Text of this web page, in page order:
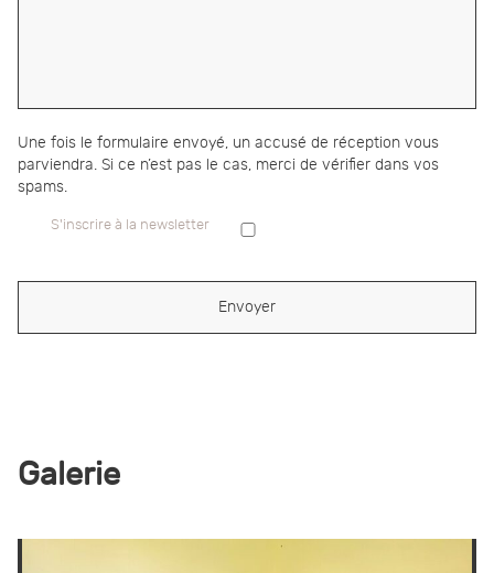
Une fois le formulaire envoyé, un accusé de réception vous
parviendra. Si ce n’est pas le cas, merci de vérifier dans vos
spams.
S'inscrire à la newsletter
Galerie